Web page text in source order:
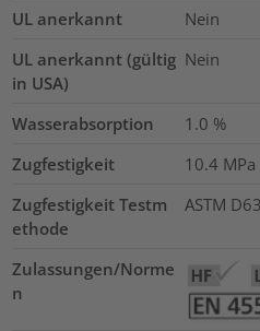
UL anerkannt
Nein
UL anerkannt (gültig
in USA)
Nein
Wasserabsorption 1.0 %
Zugfestigkeit
10.4 MPa
Zugfestigkeit Testm
ethode
ASTM
Zulassungen/Norme
n